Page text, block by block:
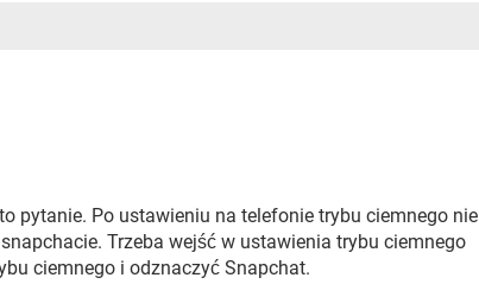
pytanie. Po ustawieniu na telefonie trybu ciemnego nie
Trzeba wejść w ustawienia trybu ciemnego
ciemnego i odznaczyć Snapchat.